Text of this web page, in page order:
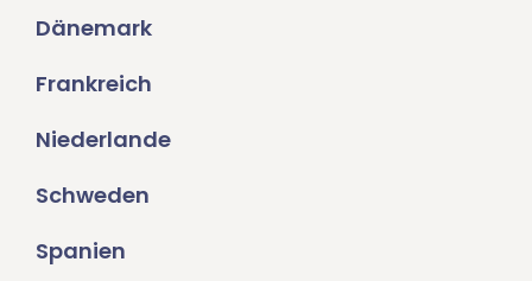
Dänemark
Frankreich
Niederlande
Schweden
Spanien